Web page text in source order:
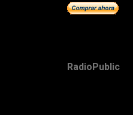
RadioPublic